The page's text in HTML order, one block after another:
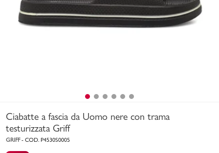
Uomo Bambino
Ciabatte a fascia da Uomo nere con trama
testurizzata Griff
GRIFF- COD. P4530S0005